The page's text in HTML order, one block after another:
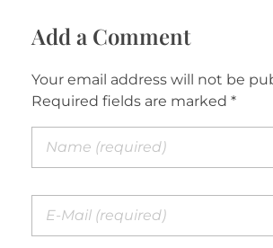
Add a Comment
Your email address will not be
Required fields are marked *